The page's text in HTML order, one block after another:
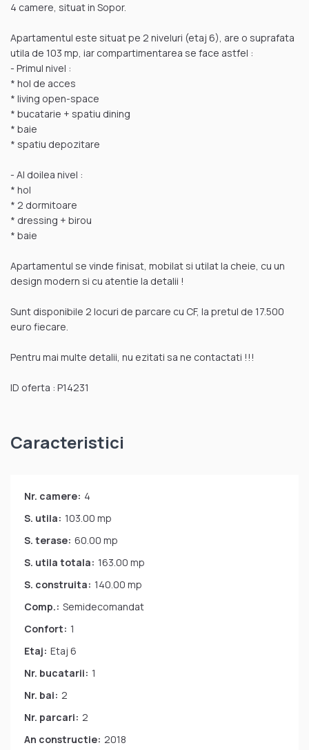
4 camere, situat in Sopor.
Apartamentul este situat pe 2 niveluri (etaj 6), are o suprafata
utila de 103 mp, iar compartimentarea se face astfel :
- Primul nivel :
* hol de acces
* living open-space
* bucatarie + spatiu dining
* baie
* spatiu depozitare
- Al doilea nivel :
* hol
* 2 dormitoare
* dressing + birou
* baie
Apartamentul se vinde finisat, mobilat si utilat la cheie, cu un
design modern si cu atentie la detalii !
Sunt disponibile 2 locuri de parcare cu CF, la pretul de 17.500
euro fiecare.
Pentru mai multe detalii, nu ezitati sa ne contactati !!!
ID oferta : P14231
Caracteristici
Nr. camere: 4
S. utila: 103.00 mp
S. terase: 60.00 mp
S. utila totala: 163.00 mp
S. construita: 140.00 mp
Comp.: Semidecomandat
Confort: 1
Etaj: Etaj 6
Nr. bucatarii: 1
Nr. bai: 2
Nr. parcari: 2
An constructie: 2018